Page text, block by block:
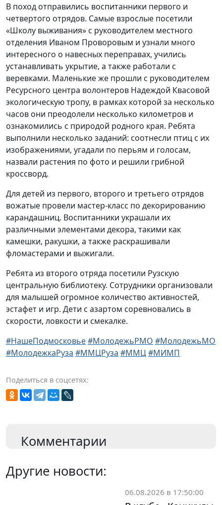
В поход отправились воспитанники первого и
четвертого отрядов. Самые взрослые посетили
«Школу выживания» с руководителем местного
отделения Иваном Проворовым и узнали много
интересного о навесных переправах, учились
устанавливать укрытие, а также работали с
веревками. Маленькие же прошли с руководителем
Ресурсного центра волонтеров Надеждой Квасовой
экологическую тропу, в рамках которой за несколько
часов они преодолели несколько километров и
ознакомились с природой родного края. Ребята
выполнили несколько заданий: соотнесли птиц с их
изображениями, угадали по перьям и голосам,
назвали растения по фото и решили грибной
кроссворд.
Для детей из первого, второго и третьего отрядов
вожатые провели мастер-класс по декорированию
карандашниц. Воспитанники украшали их
различными элементами декора, такими как
камешки, ракушки, а также раскрашивали
фломастерами и выжигали.
Ребята из второго отряда посетили Рузскую
центральную библиотеку. Сотрудники организовали
для малышей огромное количество активностей,
эстафет и игр. Дети с азартом соревновались в
скорости, ловкости и смекалке.
#НашеПодмосковье#МолодежьРМО #МолодежьМО
#МолодежкаРуза #ММЦРуза #ММЦ#МИМП
Поделиться в соцсетях:
Комментарии
Другие новости:
06.08.2026 в 17:50:00